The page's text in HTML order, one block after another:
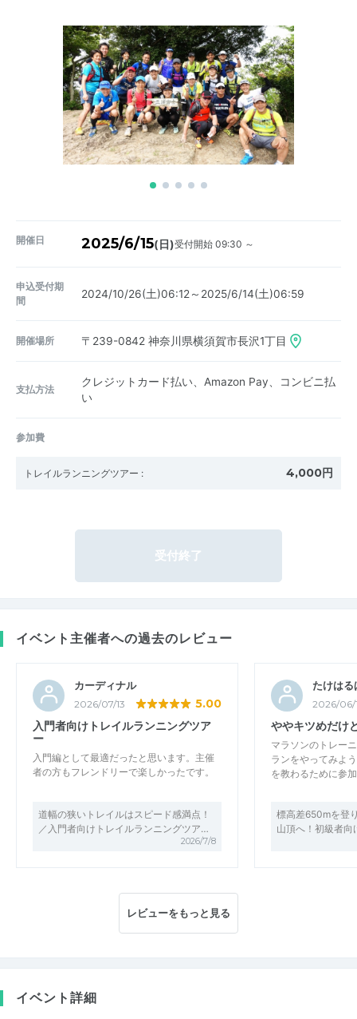
開催日 2025/6/15(日)受付開始 09:30 ～
申込受付期
間
2024/10/26(土)06:12～2025/6/14(土)06:59
開催場所 〒239-0842 神奈川県横須賀市長沢1丁目
支払方法
クレジットカード払い、Amazon Pay、コンビニ払
い
参加費
トレイルランニングツアー : 4,000円
受付終了
イベント主催者への過去のレビュー
カーディナル
2026/07/13 5.00
入門者向けトレイルランニングツア
ー
入門編として最適だったと思います。主催
者の方もフレンドリーで楽しかったです。
道幅の狭いトレイルはスピード感満点！
／入門者向けトレイルランニングツア…
2026/7/8
たけはる
2026/06/
ややキツめだけ
マラソンのトレー
ランをやってみよ
を教わるために参
標高差650mを登
山頂へ！初級者
レビューをもっと見る
イベント詳細